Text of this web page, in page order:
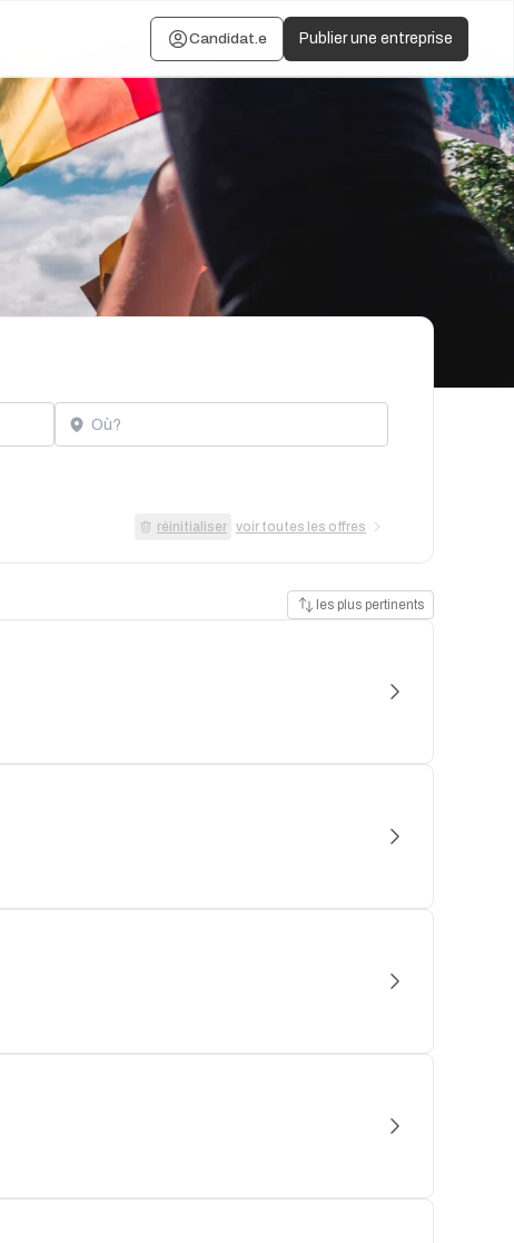
Candidat.e Publier une entreprise
Localisation
réinitialiser voir toutes les offres
les plus pertinents